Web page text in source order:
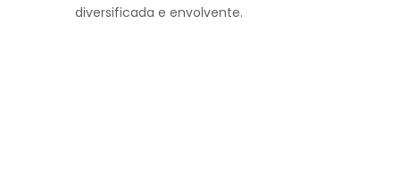
diversificada e envolvente.